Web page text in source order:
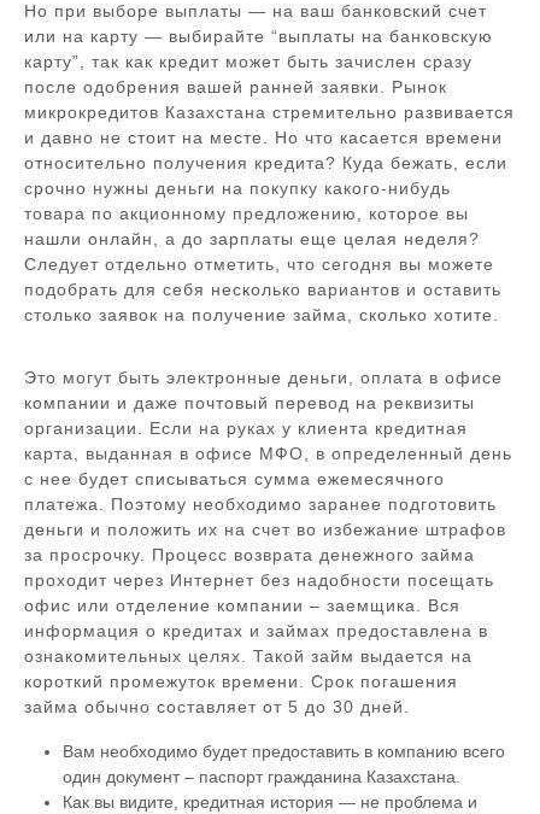
Но при выборе выплаты — на ваш банковский счет
или на карту — выбирайте “выплаты на банковскую
карту”, так как кредит может быть зачислен сразу
после одобрения вашей ранней заявки. Рынок
микрокредитов Казахстана стремительно развивается
и давно не стоит на месте. Но что касается времени
относительно получения кредита? Куда бежать, если
срочно нужны деньги на покупку какого-нибудь
товара по акционному предложению, которое вы
нашли онлайн, а до зарплаты еще целая неделя?
Следует отдельно отметить, что сегодня вы можете
подобрать для себя несколько вариантов и оставить
столько заявок на получение займа, сколько хотите.
Это могут быть электронные деньги, оплата в офисе
компании и даже почтовый перевод на реквизиты
организации. Если на руках у клиента кредитная
карта, выданная в офисе МФО, в определенный день
с нее будет списываться сумма ежемесячного
платежа. Поэтому необходимо заранее подготовить
деньги и положить их на счет во избежание штрафов
за просрочку. Процесс возврата денежного займа
проходит через Интернет без надобности посещать
офис или отделение компании – заемщика. Вся
информация о кредитах и займах предоставлена в
ознакомительных целях. Такой займ выдается на
короткий промежуток времени. Срок погашения
займа обычно составляет от 5 до 30 дней.
Вам необходимо будет предоставить в компанию всего
один документ – паспорт гражданина Казахстана.
Как вы видите, кредитная история — не проблема и